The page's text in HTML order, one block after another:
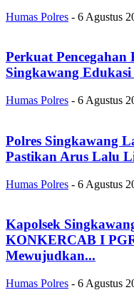
Humas Polres - 6 Agustus
Perkuat
Singkawang
Humas Polres - 6 Agustus
Polres Singkawang
Pastikan Arus Lalu
Humas Polres - 6 Agustus
Kapolsek
KONKERCAB I
Mewujudkan...
Humas Polres - 6 Agustus